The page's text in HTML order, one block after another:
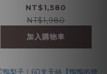
菌
NT$1,580
NT$1,980
加入購物車